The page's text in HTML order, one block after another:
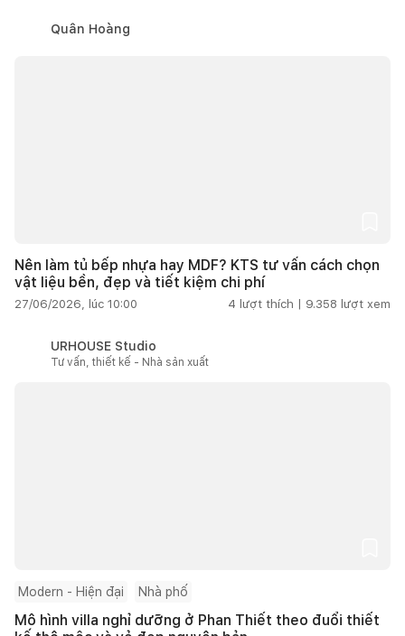
Quân Hoàng
Nên làm tủ bếp nhựa hay MDF? KTS tư vấn cách chọn
vật liệu bền, đẹp và tiết kiệm chi phí
27/06/2026, lúc 10:00 4 lượt thích | 9.358 lượt xem
URHOUSE Studio
Tư vấn, thiết kế - Nhà sản xuất
Modern - Hiện đại Nhà phố
Mô hình villa nghỉ dưỡng ở Phan Thiết theo đuổi thiết